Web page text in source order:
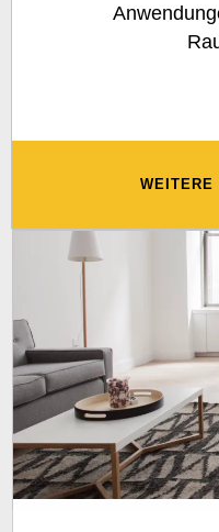
WEITERE